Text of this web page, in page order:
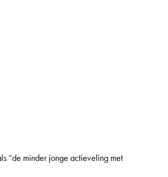
“de minder jonge actieveling met